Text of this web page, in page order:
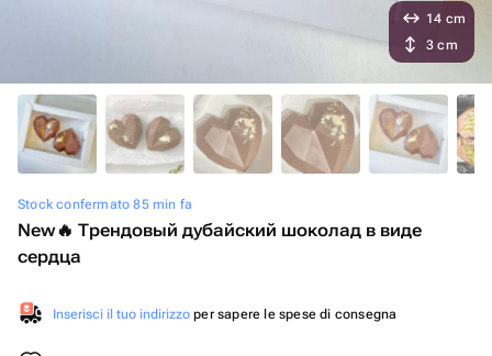
Stock confermato 85 min fa
New🔥 Трендовый дубайский шоколад в виде
сердца
Inserisci il tuo indirizzo per sapere le spese di consegna
14 cm
3 cm